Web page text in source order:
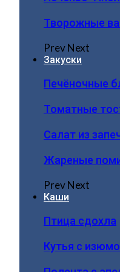
Творожные
PrevNext
Закуски
Печёночные
Томатные
Салат из
Жареные
PrevNext
Каши
Птица сдохла
Кутья с